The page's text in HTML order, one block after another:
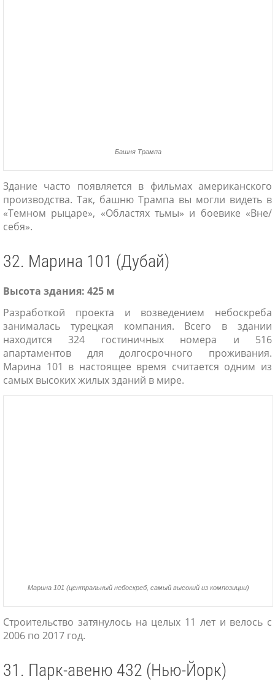
Башня Трампа
Здание часто появляется в фильмах американского
производства. Так, башню Трампа вы могли видеть в
«Темном рыцаре», «Областях тьмы» и боевике «Вне/
себя».
32. Марина 101 (Дубай)
Высота здания: 425 м
Разработкой проекта и возведением небоскреба
занималась турецкая компания. Всего в здании
находится 324 гостиничных номера и 516
апартаментов для долгосрочного проживания.
Марина 101 в настоящее время считается одним из
самых высоких жилых зданий в мире.
Марина 101 (центральный небоскреб, самый высокий из композиции)
Строительство затянулось на целых 11 лет и велось с
2006 по 2017 год.
31. Парк-авеню 432 (Нью-Йорк)